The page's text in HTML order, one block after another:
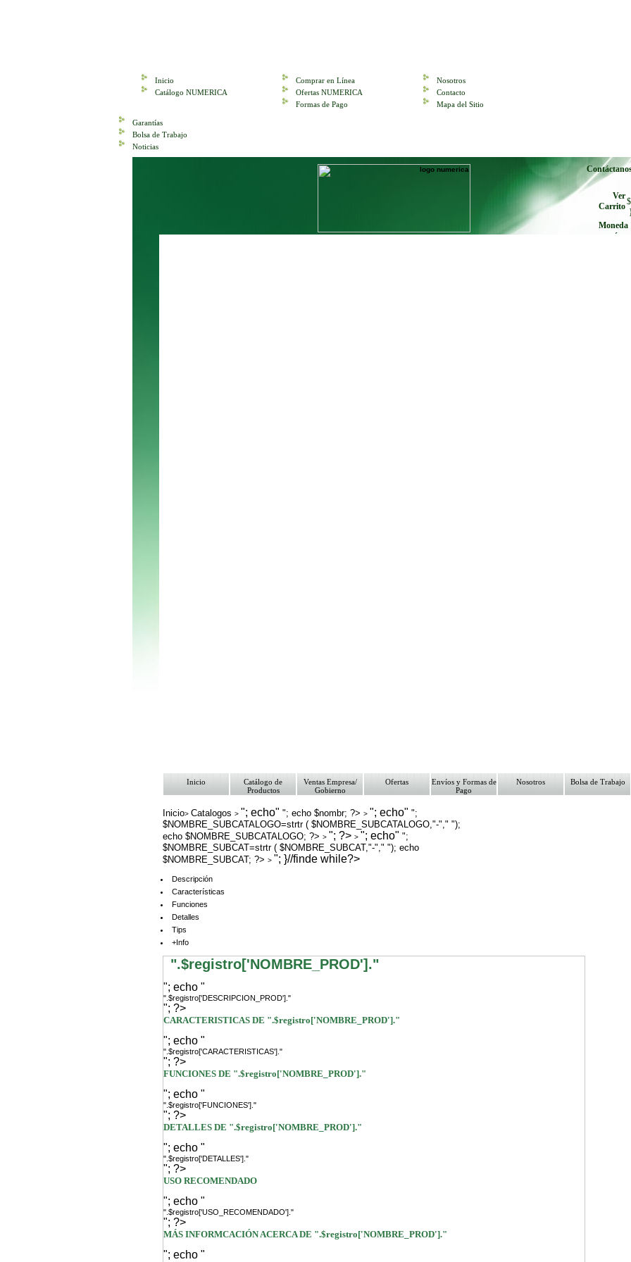
Inicio
Catálogo NUMERICA
Comprar en Línea
Ofertas NUMERICA
Formas de Pago
Nosotros
Contacto
Mapa del Sitio
Garantías
Bolsa de Trabajo
Noticias
Ver
Carrito
Moneda
envíe
Inicio
Catálogo de
Productos
Ventas Empresa/
Gobierno
Ofertas
Envíos y Formas de
Pago
Nosotros Bolsa de Trabajo
Inicio>Catalogos > "; echo" "; echo $nombr; ?>> "; echo" ";
$NOMBRE_SUBCATALOGO=strtr ( $NOMBRE_SUBCATALOGO,"-"," ");
echo $NOMBRE_SUBCATALOGO; ?>> "; ?>> "; echo" ";
$NOMBRE_SUBCAT=strtr ( $NOMBRE_SUBCAT,"-"," "); echo
$NOMBRE_SUBCAT; ?>> "; }//finde while?>
Descripción
Características
Funciones
Detalles
Tips
+Info
".$registro['NOMBRE_PROD']."
"; echo "
".$registro['DESCRIPCION_PROD']."
"; ?>
CARACTERISTICAS DE ".$registro['NOMBRE_PROD']."
"; echo "
".$registro['CARACTERISTICAS']."
"; ?>
FUNCIONES DE ".$registro['NOMBRE_PROD']."
"; echo "
".$registro['FUNCIONES']."
"; ?>
DETALLES DE ".$registro['NOMBRE_PROD']."
"; echo "
".$registro['DETALLES']."
"; ?>
USO RECOMENDADO
"; echo "
".$registro['USO_RECOMENDADO']."
"; ?>
MÁS INFORMCACIÓN ACERCA DE ".$registro['NOMBRE_PROD']."
"; echo "